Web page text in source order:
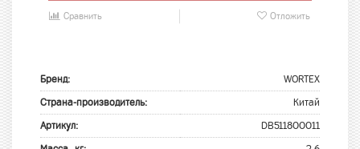
Сравнить Отложить
Бренд: WORTEX
Страна-производитель: Китай
Артикул: DB511800011